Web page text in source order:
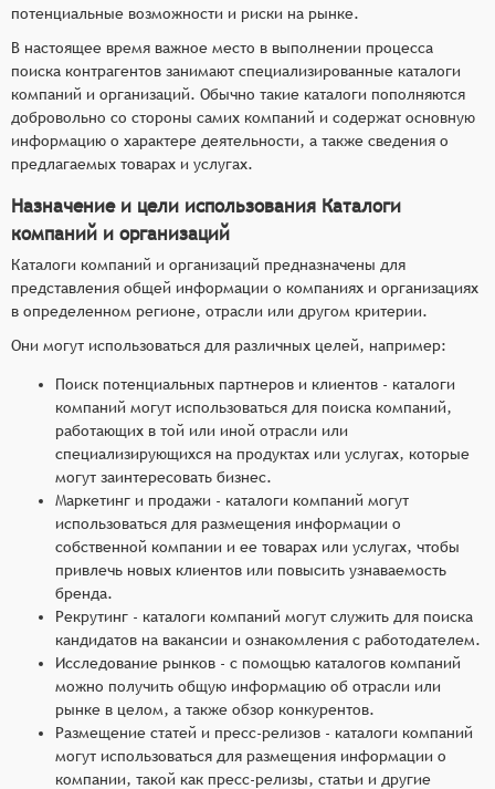
потенциальные возможности и риски на рынке.
В настоящее время важное место в выполнении процесса
поиска контрагентов занимают специализированные каталоги
компаний и организаций. Обычно такие каталоги пополняются
добровольно со стороны самих компаний и содержат основную
информацию о характере деятельности, а также сведения о
предлагаемых товарах и услугах.
Назначение и цели использования Каталоги
компаний и организаций
Каталоги компаний и организаций предназначены для
представления общей информации о компаниях и организациях
в определенном регионе, отрасли или другом критерии.
Они могут использоваться для различных целей, например:
Поиск потенциальных партнеров и клиентов - каталоги
компаний могут использоваться для поиска компаний,
работающих в той или иной отрасли или
специализирующихся на продуктах или услугах, которые
могут заинтересовать бизнес.
Маркетинг и продажи - каталоги компаний могут
использоваться для размещения информации о
собственной компании и ее товарах или услугах, чтобы
привлечь новых клиентов или повысить узнаваемость
бренда.
Рекрутинг - каталоги компаний могут служить для поиска
кандидатов на вакансии и ознакомления с работодателем.
Исследование рынков - с помощью каталогов компаний
можно получить общую информацию об отрасли или
рынке в целом, а также обзор конкурентов.
Размещение статей и пресс-релизов - каталоги компаний
могут использоваться для размещения информации о
компании, такой как пресс-релизы, статьи и другие